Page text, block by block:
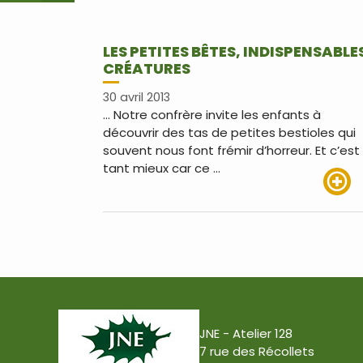
LES PETITES BÊTES,
CRÉATURES
30 avril 2013
… Notre confrère invite les enfants à
découvrir des tas de petites bestioles qui
souvent nous font frémir d’horreur. Et c’est
tant mieux car ce …
JNE - Atelier 128
7 rue des Récollets